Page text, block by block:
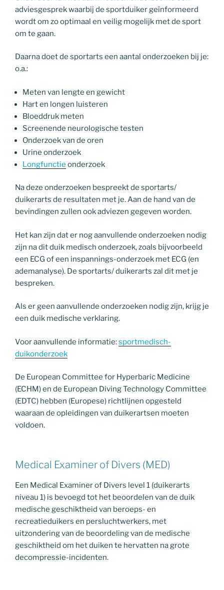
adviesgesprek waarbij de sportduiker geïnformeerd
wordt om zo optimaal en veilig mogelijk met de sport
om te gaan.
Daarna doet de sportarts een aantal onderzoeken bij je:
o.a.:
Meten van lengte en gewicht
Hart en longen luisteren
Bloeddruk meten
Screenende neurologische testen
Onderzoek van de oren
Urine onderzoek
Longfunctie onderzoek
Na deze onderzoeken bespreekt de sportarts/
duikerarts de resultaten met je. Aan de hand van de
bevindingen zullen ook adviezen gegeven worden.
Het kan zijn dat er nog aanvullende onderzoeken nodig
zijn na dit duik medisch onderzoek, zoals bijvoorbeeld
een ECG of een inspannings-onderzoek met ECG (en
ademanalyse). De sportarts/ duikerarts zal dit met je
bespreken.
Als er geen aanvullende onderzoeken nodig zijn, krijg je
een duik medische verklaring.
Voor aanvullende informatie:sportmedisch-
duikonderzoek
De European Committee for Hyperbaric Medicine
(ECHM) en de European Diving Technology Committee
(EDTC) hebben (Europese) richtlijnen opgesteld
waaraan de opleidingen van duikerartsen moeten
voldoen.
Medical Examiner of Divers (MED)
Een Medical Examiner of Divers level 1 (duikerarts
niveau 1) is bevoegd tot het beoordelen van de duik
medische geschiktheid van beroeps- en
recreatieduikers en persluchtwerkers, met
uitzondering van de beoordeling van de medische
geschiktheid om het duiken te hervatten na grote
decompressie-incidenten.